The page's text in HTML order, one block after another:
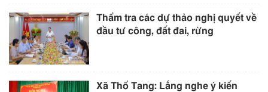
Thẩm tra các dự thảo nghị quyết về
đầu tư công, đất đai, rừng
Xã Thổ Tang: Lắng nghe ý kiến